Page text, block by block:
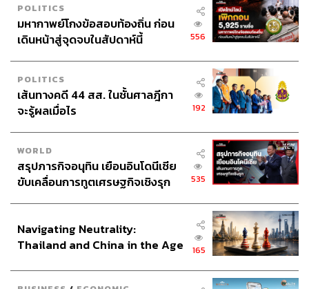
POLITICS
มหากาพย์โกงข้อสอบท้องถิ่น ก่อน
เดินหน้าสู่จุดจบในสัปดาห์นี้
556
POLITICS
เส้นทางคดี 44 สส. ในชั้นศาลฎีกา
จะรู้ผลเมื่อไร
192
WORLD
สรุปภารกิจอนุทิน เยือนอินโดนีเซีย
ขับเคลื่อนการทูตเศรษฐกิจเชิงรุก
535
Navigating Neutrality:
Thailand and China in the Age
165